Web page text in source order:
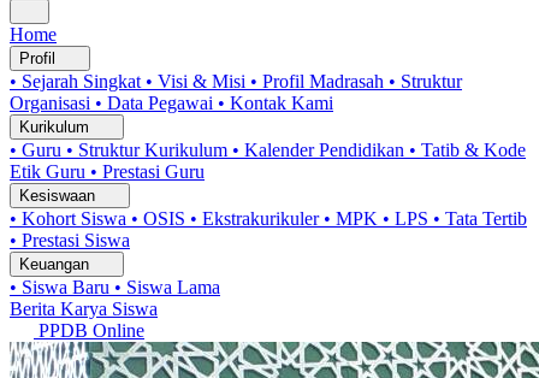
Home
Profil
• Sejarah Singkat • Visi & Misi • Profil Madrasah • Struktur
Organisasi • Data Pegawai • Kontak Kami
Kurikulum
• Guru • Struktur Kurikulum • Kalender Pendidikan • Tatib & Kode
Etik Guru • Prestasi Guru
Kesiswaan
• Kohort Siswa • OSIS • Ekstrakurikuler • MPK • LPS • Tata Tertib
• Prestasi Siswa
Keuangan
• Siswa Baru • Siswa Lama
Berita Karya Siswa
PPDB Online